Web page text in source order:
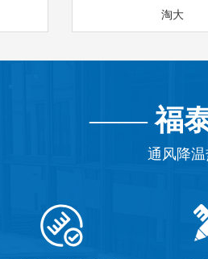
淘大
——福
通风降